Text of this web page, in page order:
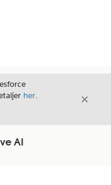
her.
Avslutt
AI